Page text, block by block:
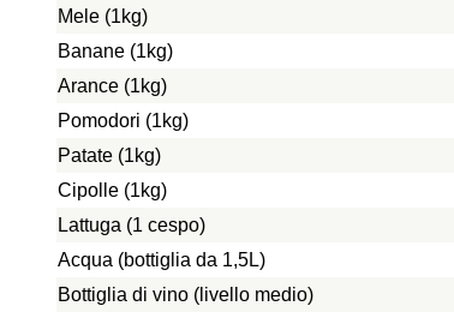
Mele (1kg)
Banane (1kg)
Arance (1kg)
Pomodori (1kg)
Patate (1kg)
Cipolle (1kg)
Lattuga (1 cespo)
Acqua (bottiglia da 1,5L)
Bottiglia di vino (livello medio)